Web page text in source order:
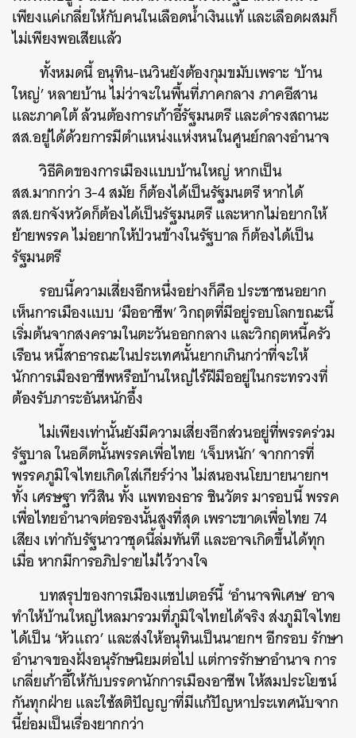
เพียงแค่เกลี่ยให้กับคนในเลือดน้ำเงินแท้ และเลือดผสมก็
ไม่เพียงพอเสียแล้ว
ทั้งหมดนี้ อนุทิน-เนวินยังต้องกุมขมับเพราะ ‘บ้าน
ใหญ่’ หลายบ้าน ไม่ว่าจะในพื้นที่ภาคกลาง ภาคอีสาน
และภาคใต้ ล้วนต้องการเก้าอี้รัฐมนตรี และดำรงสถานะ
สส.อยู่ได้ด้วยการมีตำแหน่งแห่งหนในศูนย์กลางอำนาจ
วิธีคิดของการเมืองแบบบ้านใหญ่ หากเป็น
สส.มากกว่า 3-4 สมัย ก็ต้องได้เป็นรัฐมนตรี หากได้
สส.ยกจังหวัดก็ต้องได้เป็นรัฐมนตรี และหากไม่อยากให้
ย้ายพรรค ไม่อยากให้ป่วนข้างในรัฐบาล ก็ต้องได้เป็น
รัฐมนตรี
รอบนี้ความเสี่ยงอีกหนึ่งอย่างก็คือ ประชาชนอยาก
เห็นการเมืองแบบ ‘มืออาชีพ’ วิกฤตที่มีอยู่รอบโลกขณะนี้
เริ่มต้นจากสงครามในตะวันออกกลาง และวิกฤตหนี้ครัว
เรือน หนี้สาธารณะในประเทศนั้นยากเกินกว่าที่จะให้
นักการเมืองอาชีพหรือบ้านใหญ่ไร้ฝีมืออยู่ในกระทรวงที่
ต้องรับภาระอันหนักอึ้ง
ไม่เพียงเท่านั้นยังมีความเสี่ยงอีกส่วนอยู่ที่พรรคร่วม
รัฐบาล ในอดีตนั้นพรรคเพื่อไทย ‘เจ็บหนัก’ จากการที่
พรรคภูมิใจไทยเกิดใส่เกียร์ว่าง ไม่สนองนโยบายนายกฯ
ทั้ง เศรษฐา ทวีสิน ทั้ง แพทองธาร ชินวัตร มารอบนี้ พรรค
เพื่อไทยอำนาจต่อรองนั้นสูงที่สุด เพราะขาดเพื่อไทย 74
เสียง เท่ากับรัฐนาวาชุดนี้ล่มทันที และอาจเกิดขึ้นได้ทุก
เมื่อ หากมีการอภิปรายไม่ไว้วางใจ
บทสรุปของการเมืองแชปเตอร์นี้ ‘อำนาจพิเศษ’ อาจ
ทำให้บ้านใหญ่ไหลมารวมที่ภูมิใจไทยได้จริง ส่งภูมิใจไทย
ได้เป็น ‘หัวแถว’ และส่งให้อนุทินเป็นนายกฯ อีกรอบ รักษา
อำนาจของฝั่งอนุรักษนิยมต่อไป แต่การรักษาอำนาจ การ
เกลี่ยเก้าอี้ให้กับบรรดานักการเมืองอาชีพ ให้สมประโยชน์
กันทุกฝ่าย และใช้สติปัญญาที่มีแก้ปัญหาประเทศนับจาก
นี้ย่อมเป็นเรื่องยากกว่า
ค้นหา
SHARE TWEET LINE EMAIL